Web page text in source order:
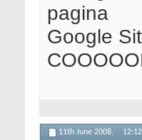
pagina
Google
11th June 2008, 12:12